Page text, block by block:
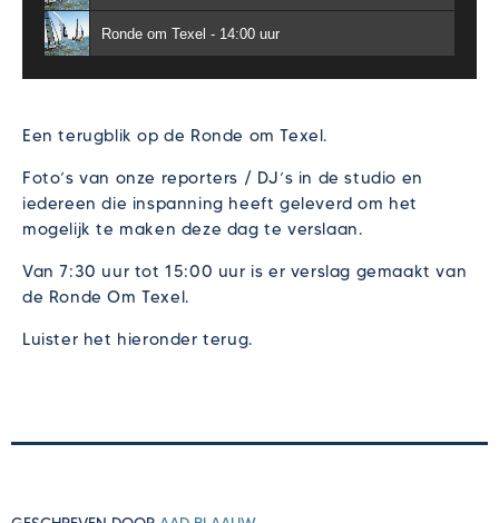
Ronde om Texel - 14:00 uur
Een terugblik op de Ronde om Texel.
Foto’s van onze reporters / DJ’s in de studio en
iedereen die inspanning heeft geleverd om het
mogelijk te maken deze dag te verslaan.
Van 7:30 uur tot 15:00 uur is er verslag gemaakt van
de Ronde Om Texel.
Luister het hieronder terug.